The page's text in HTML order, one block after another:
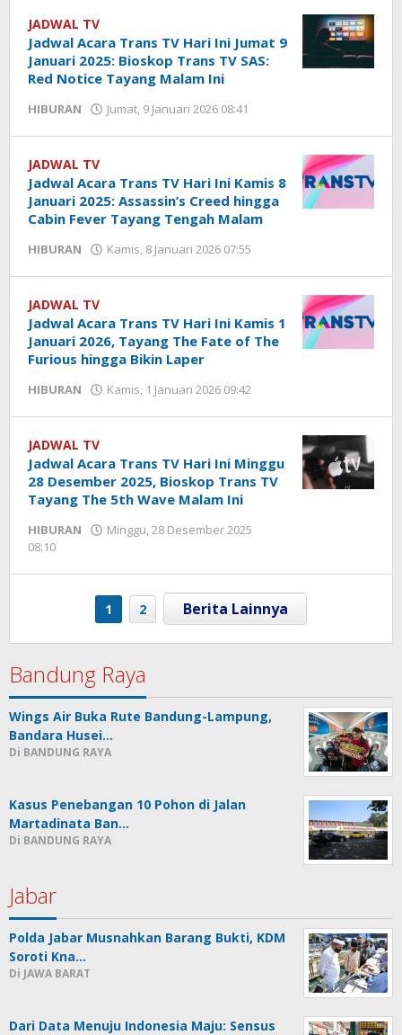
JADWAL TV
Jadwal Acara Trans TV Hari Ini Jumat 9
Januari 2025: Bioskop Trans TV SAS:
Red Notice Tayang Malam Ini
HIBURAN Jumat, 9 Januari 2026 08:41
JADWAL TV
Jadwal Acara Trans TV Hari Ini Kamis 8
Januari 2025: Assassin’s Creed hingga
Cabin Fever Tayang Tengah Malam
HIBURAN Kamis, 8 Januari 2026 07:55
JADWAL TV
Jadwal Acara Trans TV Hari Ini Kamis 1
Januari 2026, Tayang The Fate of The
Furious hingga Bikin Laper
HIBURAN Kamis, 1 Januari 2026 09:42
JADWAL TV
Jadwal Acara Trans TV Hari Ini Minggu
28 Desember 2025, Bioskop Trans TV
Tayang The 5th Wave Malam Ini
HIBURAN
Minggu, 28 Desember 2025
08:10
1 2
Bandung Raya
Wings Air Buka Rute Bandung-Lampung,
Bandara Husei…
Di BANDUNG RAYA
Kasus Penebangan 10 Pohon di Jalan
Martadinata Ban…
Di BANDUNG RAYA
Jabar
Polda Jabar Musnahkan Barang Bukti, KDM
Soroti Kna…
Di JAWA BARAT
Dari Data Menuju Indonesia Maju: Sensus